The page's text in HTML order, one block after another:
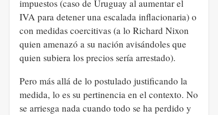
impuestos (caso de Uruguay al aumentar el
IVA para detener una escalada inflacionaria) o
con medidas coercitivas (a lo Richard Nixon
quien amenazó a su nación avisándoles que
quien subiera los precios sería arrestado).
Pero más allá de lo postulado justificando la
medida, lo es su pertinencia en el contexto. No
se arriesga nada cuando todo se ha perdido y